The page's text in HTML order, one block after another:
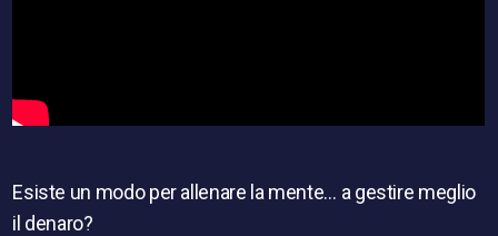
Esiste un modo per allenare la mente… a gestire meglio
il denaro?